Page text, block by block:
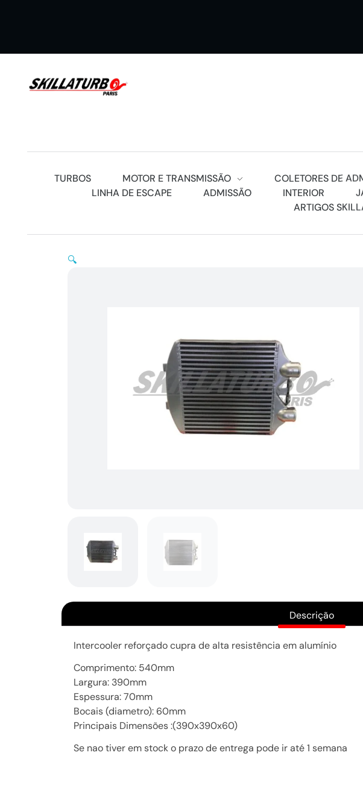
TURBOS MOTOR E TRANSMISSÃO COLETORES DE
LINHA DE ESCAPE
ADMISSÃO INTERIOR
ARTIGOS
🔍
Descrição
Intercooler reforçado cupra de alta resistência em alumínio
Comprimento: 540mm
Largura: 390mm
Espessura: 70mm
Bocais (diametro): 60mm
Principais Dimensões :(390x390x60)
Se nao tiver em stock o prazo de entrega pode ir até 1 semana